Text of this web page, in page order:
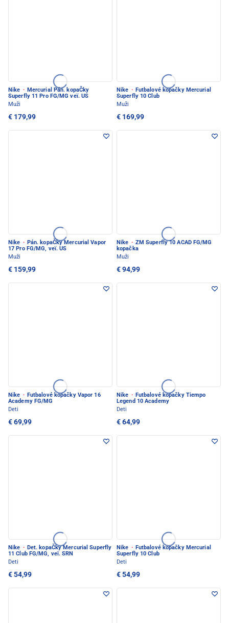
Nike · Mercurial Pán. kopaČky
Superfly 11 Pro FG/MG veï. US
Muži
€ 179,99
Nike · Futbalové kopačky Mercurial
Superfly 10 Club
Muži
€ 169,99
Nike · Pán. kopaČky Mercurial Vapor
17 Pro FG/MG, veï. US
Muži
€ 159,99
Nike · ZM Superfly 10 ACAD FG/MG
kopačka
Muži
€ 94,99
Nike · Futbalové kopačky Vapor 16
Academy FG/MG
Deti
€ 69,99
Nike · Futbalové kopačky Tiempo
Legend 10 Academy
Deti
€ 64,99
Nike · Det. kopaČky Mercurial Superfly
11 Club FG/MG, veï. SRN
Deti
€ 54,99
Nike · Futbalové kopačky Mercurial
Superfly 10 Club
Deti
€ 54,99